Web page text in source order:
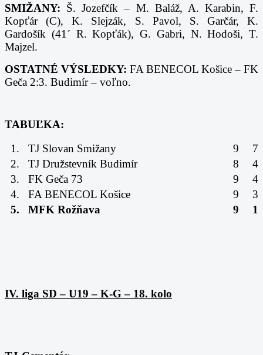
SMIŽANY: Š. Jozefčík – M. Baláž, A. Karabin, F.
Kopťár (C), K. Slejzák, S. Pavol, S. Garčár, K.
Gardošík (41´ R. Kopťák), G. Gabri, N. Hodoši, T.
Majzel.
OSTATNÉ VÝSLEDKY: FA BENECOL Košice – FK
Geča 2:3. Budimír – voľno.
TABUĽKA:
1.
TJ Slovan Smižany 9
7
2.
TJ Družstevník Budimír 8
4
3.
FK Geča 73 9
4
4.
FA BENECOL Košice 9
3
5.
MFK Rožňava 9 1
IV. liga SD – U19 – K-G – 18. kolo